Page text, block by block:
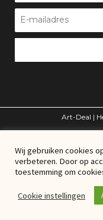
Art-Deal |
© Art-Deal – Alle rechten
Wij gebruiken cookies
verbeteren. Door op
toestemming om
Cookie instellingen